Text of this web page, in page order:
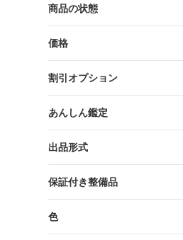
商品の状態
価格
割引オプション
あんしん鑑定
出品形式
保証付き整備品
色